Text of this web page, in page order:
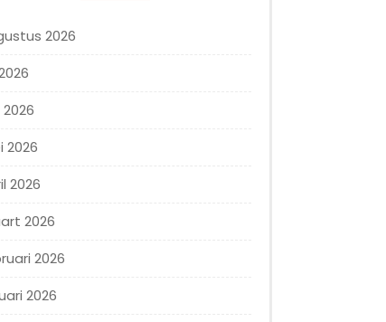
2026
2026
2026
2026
2026
2026